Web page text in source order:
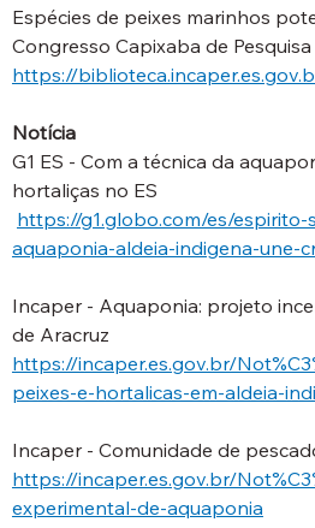
Espécies de peixes marinhos
Congresso Capixaba de
https://
Notícia
G1 ES - Com a técnica da
hortaliças no ES
https://g1.globo.com/es/
aquaponia-aldeia-indigena-une-
Incaper - Aquaponia: projeto
de Aracruz
https://incaper.es.gov.br/
peixes-e-hortalicas-em-aldeia-
Incaper - Comunidade de
https://incaper.es.gov.br/
experimental-de-aquaponia